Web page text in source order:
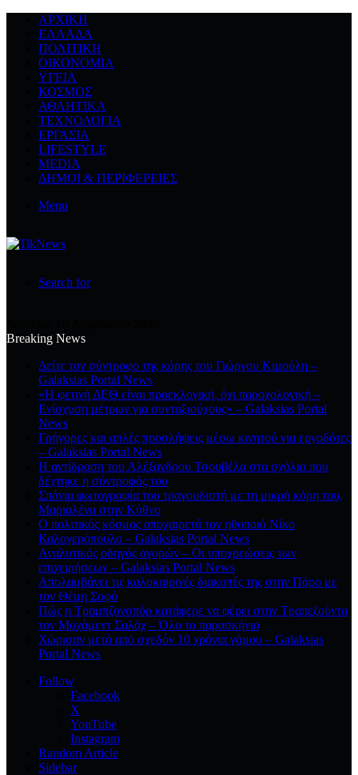
ΑΡΧΙΚΉ
ΕΛΛΆΔΑ
ΠΟΛΙΤΙΚΉ
ΟΙΚΟΝΟΜΊΑ
ΥΓΕΊΑ
ΚΌΣΜΟΣ
ΑΘΛΗΤΙΚΆ
ΤΕΧΝΟΛΟΓΙΆ
ΕΡΓΑΣΊΑ
LIFESTYLE
MEDIA
ΔΉΜΟΙ & ΠΕΡΙΦΈΡΕΙΕΣ
Menu
Search for
Breaking News
Δείτε τον σύντροφο της κόρης του Γιώργου Κιμούλη –
Galaksias Portal News
«Η φετινή ΔΕΘ είναι προεκλογική, όχι παροχολογική –
Ενίσχυση μέτρων για συνταξιούχους» – Galaksias Portal
News
Γρήγορες και απλές προσλήψεις μέσω κινητού για εργοδότες
– Galaksias Portal News
Η αντίδραση του Αλέξανδρου Τσουβέλα στα σχόλια που
δέχτηκε η σύντροφός του
Σπάνια φωτογραφία του τραγουδιστή με τη μικρή κόρη του,
Μαριαλένα στην Κύθνο
Ο πολιτικός κόσμος αποχαιρετά τον ηθοποιό Νίκο
Καλογερόπουλο – Galaksias Portal News
Αναλυτικός οδηγός αγορών – Οι υποχρεώσεις των
επιχειρήσεων – Galaksias Portal News
Απολαμβάνει τις καλοκαιρινές διακοπές της στην Πάρο με
τον Θέμη Σοφό
Πώς η Τραμπζονσπόρ κατάφερε να φέρει στην Τραπεζούντα
τον Μοχάμεντ Σαλάχ – Όλο το παρασκήνιο
Χώρισαν μετά από σχεδόν 10 χρόνια γάμου – Galaksias
Portal News
Follow
Facebook
X
YouTube
Instagram
Random Article
Sidebar